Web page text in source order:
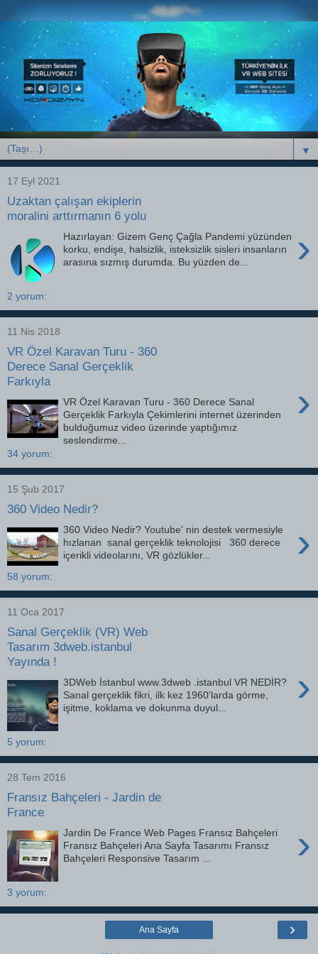
▼
17 Eyl 2021
Uzaktan çalışan ekiplerin
moralini arttırmanın 6 yolu
›
Hazırlayan: Gizem Genç Çağla Pandemi yüzünden
korku, endişe, halsizlik, isteksizlik sisleri insanların
arasına sızmış durumda. Bu yüzden de...
2 yorum:
11 Nis 2018
VR Özel Karavan Turu - 360
Derece Sanal Gerçeklik
Farkıyla
›
VR Özel Karavan Turu - 360 Derece Sanal
Gerçeklik Farkıyla Çekimlerini internet üzerinden
bulduğumuz video üzerinde yaptığımız
seslendirme...
34 yorum:
15 Şub 2017
360 Video Nedir?
›
360 Video Nedir? Youtube' nin destek vermesiyle
hızlanan sanal gerçeklik teknolojisi 360 derece
içerikli videolarını, VR gözlükler...
58 yorum:
11 Oca 2017
Sanal Gerçeklik (VR) Web
Tasarım 3dweb.istanbul
Yayında !
›
3DWeb İstanbul www.3dweb .istanbul VR NEDİR?
Sanal gerçeklik fikri, ilk kez 1960'larda görme,
işitme, koklama ve dokunma duyul...
5 yorum:
28 Tem 2016
Fransız Bahçeleri - Jardin de
France
›
Jardin De France Web Pages Fransız Bahçeleri
Fransız Bahçeleri Ana Sayfa Tasarımı Fransız
Bahçeleri Responsive Tasarım ...
3 yorum:
›
Ana Sayfa